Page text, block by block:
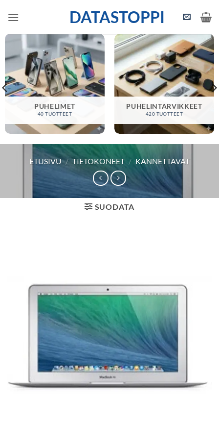
DATASTOPPI
PUHELIMET
40 TUOTTEET
PUHELINTARVIKKEET
420 TUOTTEET
ETUSIVU / TIETOKONEET / KANNETTAVAT
SUODATA